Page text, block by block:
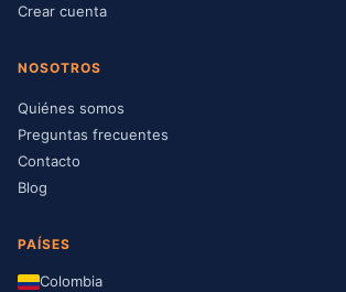
Crear cuenta
NOSOTROS
Quiénes somos
Preguntas frecuentes
Contacto
Blog
PAÍSES
Colombia